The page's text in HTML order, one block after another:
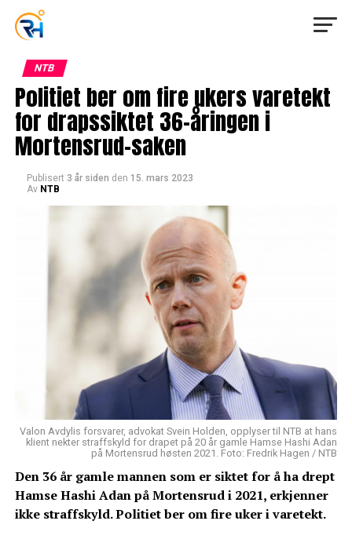
NTB
Politiet ber om fire ukers varetekt
for drapssiktet 36-åringen i
Mortensrud-saken
Publisert 3 år siden den 15. mars 2023
Av NTB
Valon Avdylis forsvarer, advokat Svein Holden, opplyser til NTB at hans
klient nekter straffskyld for drapet på 20 år gamle Hamse Hashi Adan
på Mortensrud høsten 2021. Foto: Fredrik Hagen / NTB
Den 36 år gamle mannen som er siktet for å ha drept
Hamse Hashi Adan på Mortensrud i 2021, erkjenner
ikke straffskyld. Politiet ber om fire uker i varetekt.